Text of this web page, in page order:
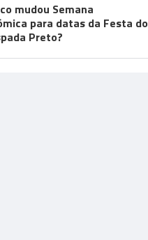
mudou Semana
para datas da Festa do
Preto?